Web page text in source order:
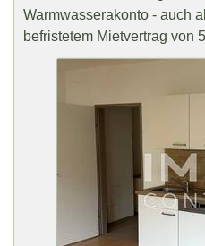
Warmwasserakonto - auch
befristetem Mietvertrag von